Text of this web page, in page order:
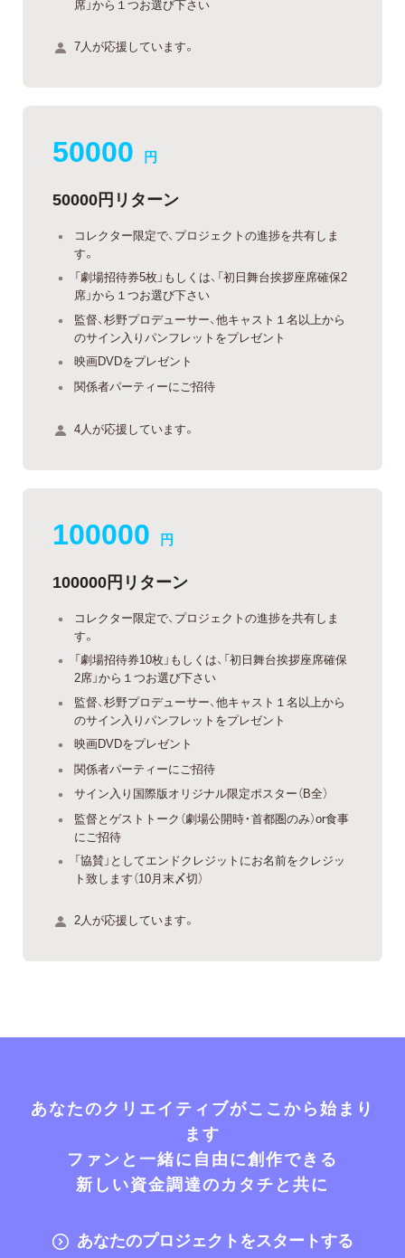
席」から１つお選び下さい
7人が応援しています。
50000 円
50000円リターン
コレクター限定で、プロジェクトの進捗を共有しま
す。
「劇場招待券5枚」もしくは、「初日舞台挨拶座席確保2
席」から１つお選び下さい
監督、杉野プロデューサー、他キャスト１名以上から
のサイン入りパンフレットをプレゼント
映画DVDをプレゼント
関係者パーティーにご招待
4人が応援しています。
100000 円
100000円リターン
コレクター限定で、プロジェクトの進捗を共有しま
す。
「劇場招待券10枚」もしくは、「初日舞台挨拶座席確保
2席」から１つお選び下さい
監督、杉野プロデューサー、他キャスト１名以上から
のサイン入りパンフレットをプレゼント
映画DVDをプレゼント
関係者パーティーにご招待
サイン入り国際版オリジナル限定ポスター（B全）
監督とゲストトーク（劇場公開時・首都圏のみ）or食事
にご招待
「協賛」としてエンドクレジットにお名前をクレジッ
ト致します（10月末〆切）
2人が応援しています。
あなたのクリエイティブがここから始まり
ます
ファンと一緒に自由に創作できる
新しい資金調達のカタチと共に
あなたのプロジェクトをスタートする